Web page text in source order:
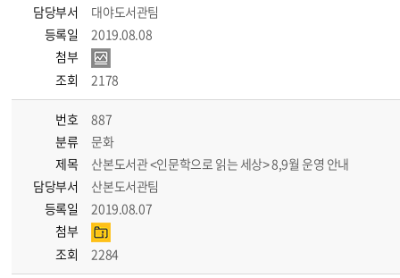
담당부서
대야도서관팀
등록일
2019.08.08
첨부
조회
2178
번호
887
분류
문화
제목
산본도서관 <인문학으로 읽는 세상> 8,9월 운영 안내
담당부서
산본도서관팀
등록일
2019.08.07
첨부
조회
2284